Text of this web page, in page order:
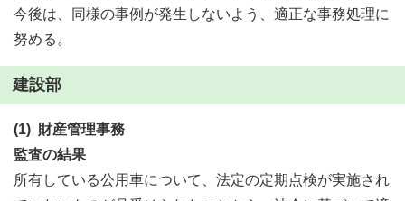
今後は、同様の事例が発生しないよう、適正な事務処理に
努める。
建設部
(1) 財産管理事務
監査の結果
所有している公用車について、法定の定期点検が実施され